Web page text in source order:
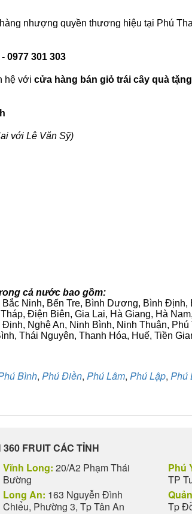
nhượng quyền thương hiệu tại Phú
0977 301 303
hệ với cửa hàng bán giỏ trái cây quà tặng
với Lê Văn Sỹ)
cả nước bao gồm:
Ninh, Bến Tre, Bình Dương, Bình
Điện Biên, Gia Lai, Hà Giang, Hà
Nghệ An, Ninh Bình, Ninh Thuận,
Thái Nguyên, Thanh Hóa, Huế, Tiền
Bình, Phú Điền, Phú Lâm, Phú Lập, Phú
FRUIT CÁC TỈNH
Vĩnh Long: 20/A2 Phạm Thái
Bường
Long An: 163 Nguyễn Đình
Chiểu, Phường 3, Tp Tân An
Phú
TP
Tp